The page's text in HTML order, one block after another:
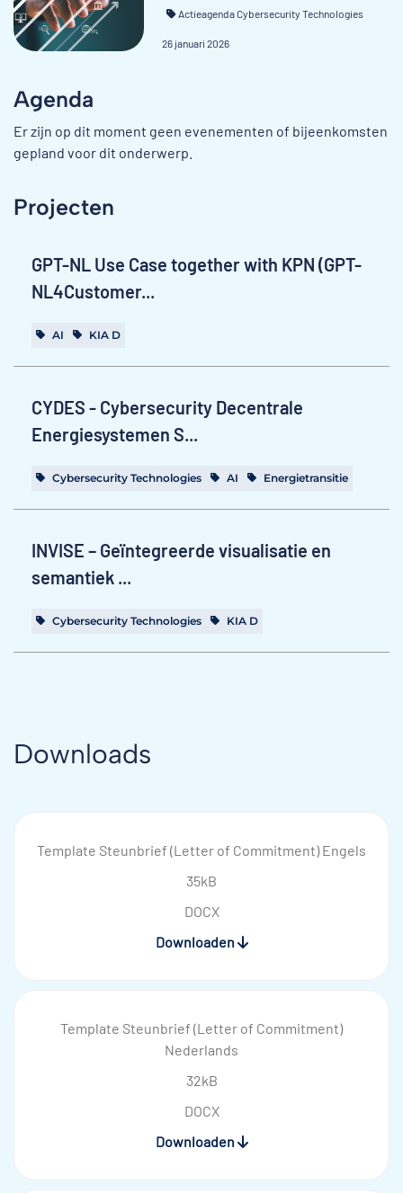
Actieagenda Cybersecurity Technologies
26 januari 2026
Agenda
Er zijn op dit moment geen evenementen of bijeenkomsten
gepland voor dit onderwerp.
Projecten
GPT-NL Use Case together with KPN (GPT-
NL4Customer...
AI KIA D
CYDES - Cybersecurity Decentrale
Energiesystemen S...
Cybersecurity Technologies AI Energietransitie
INVISE – Geïntegreerde visualisatie en
semantiek ...
Cybersecurity Technologies KIA D
Downloads
Template Steunbrief (Letter of Commitment) Engels
35kB
DOCX
Downloaden
Template Steunbrief (Letter of Commitment)
Nederlands
32kB
DOCX
Downloaden